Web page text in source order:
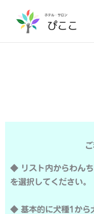
◆ リスト内からわん
を選択してください。
◆ 基本的に犬種1から